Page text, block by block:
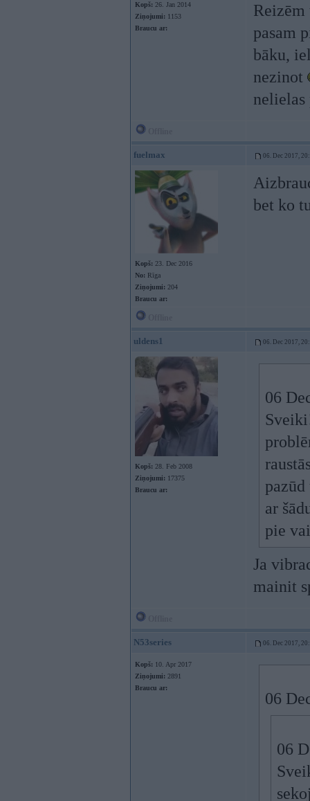
Kopš: 26. Jan 2014
Ziņojumi: 1153
Braucu ar:
Reizēm
pasam
bāku,
nezinot
nelielas
fuelmax 06. Dec 2017,
Kopš: 23. Dec 2016
No: Rīga
Ziņojumi: 204
Braucu ar:
bet ko
uldens1 06. Dec 2017,
Kopš: 28. Feb 2008
Ziņojumi: 17375
Braucu ar:
06
ar
pie
Ja
mainit
N53series 06. Dec 2017,
Kopš: 10. Apr 2017
Ziņojumi: 2891
Braucu ar:
06
06